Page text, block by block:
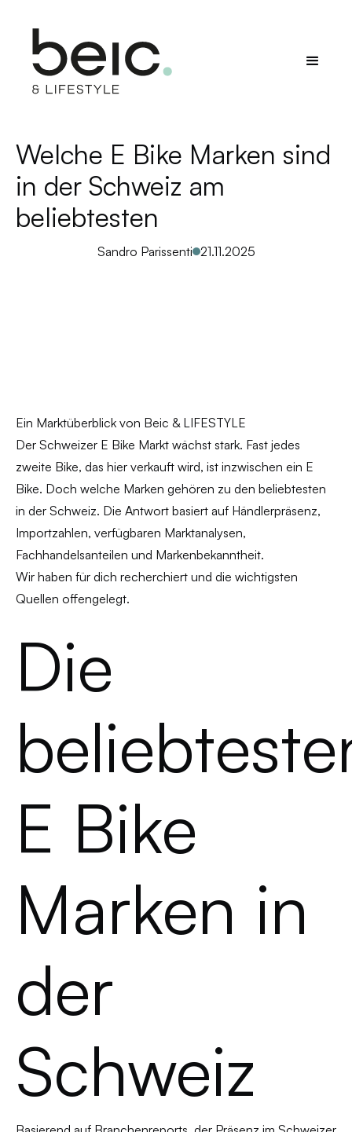
Welche E Bike Marken sind
in der Schweiz am
beliebtesten
Sandro Parissenti 21.11.2025
Ein Marktüberblick von Beic & LIFESTYLE
Der Schweizer E Bike Markt wächst stark. Fast jedes
zweite Bike, das hier verkauft wird, ist inzwischen ein E
Bike. Doch welche Marken gehören zu den beliebtesten
in der Schweiz. Die Antwort basiert auf Händlerpräsenz,
Importzahlen, verfügbaren Marktanalysen,
Fachhandelsanteilen und Markenbekanntheit.
Wir haben für dich recherchiert und die wichtigsten
Quellen offengelegt.
Die
E Bike
Marken in
der
Schweiz